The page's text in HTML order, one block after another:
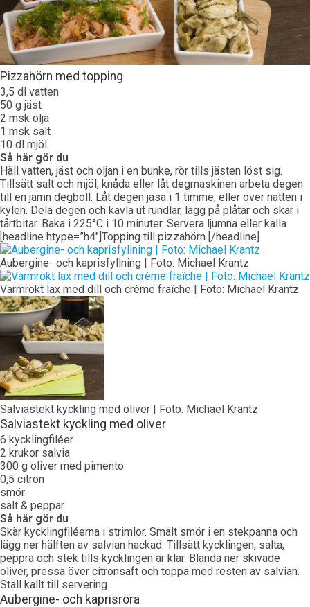
Pizzahörn med topping
3,5 dl vatten
50 g jäst
2 msk olja
1 msk salt
10 dl mjöl
Så här gör du
Häll vatten, jäst och oljan i en bunke, rör tills jästen löst sig.
Tillsätt salt och mjöl, knåda eller låt degmaskinen arbeta degen
till en jämn degboll. Låt degen jäsa i 1 timme, eller över natten i
kylen. Dela degen och kavla ut rundlar, lägg på plåtar och skär i
tårtbitar. Baka i 225°C i 10 minuter. Servera ljumna eller kalla.
[headline htype=”h4″]Topping till pizzahörn [/headline]
Aubergine- och kaprisfyllning | Foto: Michael Krantz
Varmrökt lax med dill och crème fraîche | Foto: Michael Krantz
Salviastekt kyckling med oliver | Foto: Michael Krantz
Salviastekt kyckling med oliver
6 kycklingfiléer
2 krukor salvia
300 g oliver med pimento
0,5 citron
smör
salt & peppar
Så här gör du
Skär kycklingfiléerna i strimlor. Smält smör i en stekpanna och
lägg ner hälften av salvian hackad. Tillsätt kycklingen, salta,
peppra och stek tills kycklingen är klar. Blanda ner skivade
oliver, pressa över citronsaft och toppa med resten av salvian.
Ställ kallt till servering.
Aubergine- och kaprisröra